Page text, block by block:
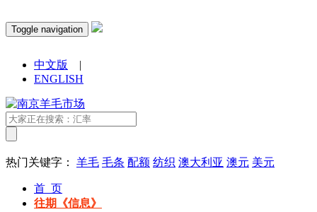
Toggle navigation
中文版
|
ENGLISH
热门关键字： 羊毛 毛条 配额 纺织 澳大利亚 澳元 美元
首 页
往期《信息》